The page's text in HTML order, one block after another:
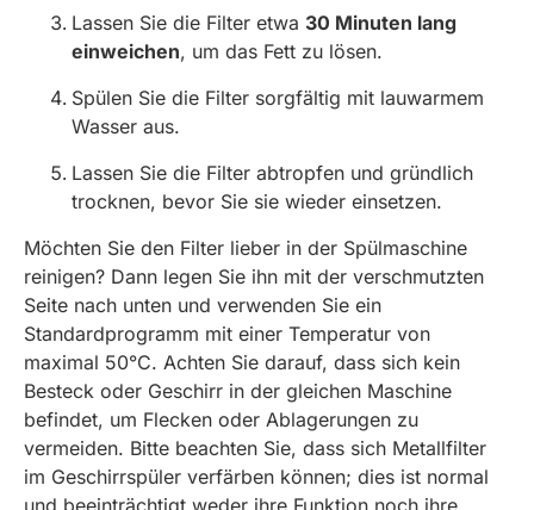
Lassen Sie die Filter etwa 30 Minuten lang
einweichen, um das Fett zu lösen.
Spülen Sie die Filter sorgfältig mit lauwarmem
Wasser aus.
Lassen Sie die Filter abtropfen und gründlich
trocknen, bevor Sie sie wieder einsetzen.
Möchten Sie den Filter lieber in der Spülmaschine
reinigen? Dann legen Sie ihn mit der verschmutzten
Seite nach unten und verwenden Sie ein
Standardprogramm mit einer Temperatur von
maximal 50°C. Achten Sie darauf, dass sich kein
Besteck oder Geschirr in der gleichen Maschine
befindet, um Flecken oder Ablagerungen zu
vermeiden. Bitte beachten Sie, dass sich Metallfilter
im Geschirrspüler verfärben können; dies ist normal